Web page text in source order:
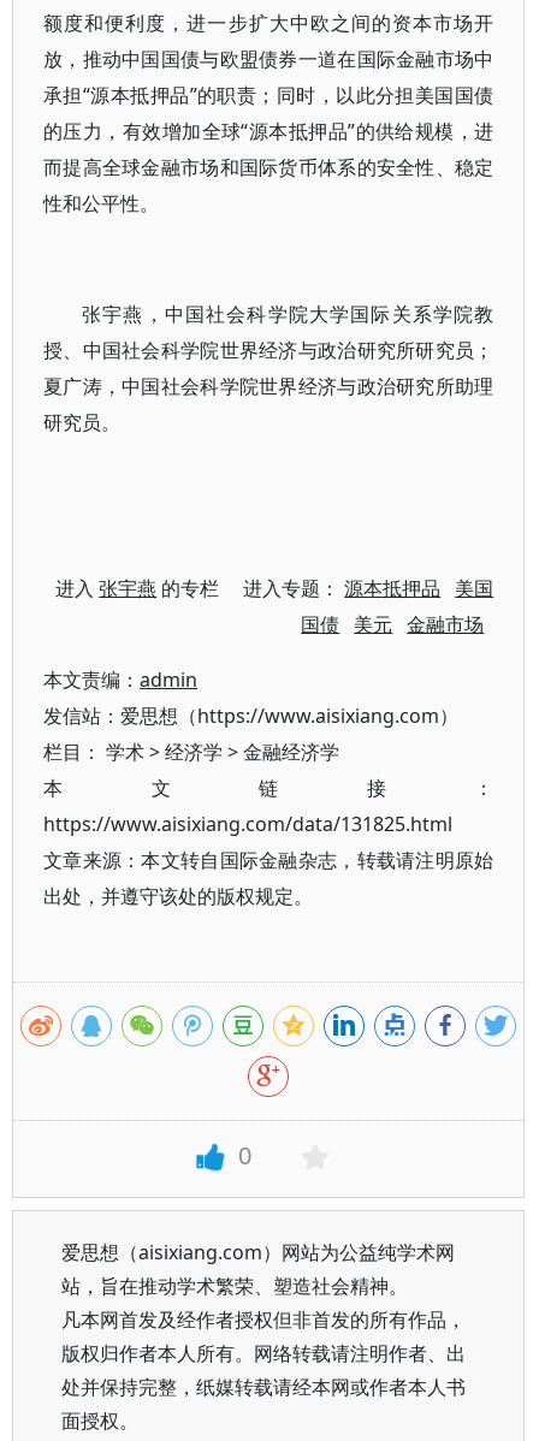
额度和便利度，进一步扩大中欧之间的资本市场开
放，推动中国国债与欧盟债券一道在国际金融市场中
承担“源本抵押品”的职责；同时，以此分担美国国债
的压力，有效增加全球“源本抵押品”的供给规模，进
而提高全球金融市场和国际货币体系的安全性、稳定
性和公平性。
张宇燕，中国社会科学院大学国际关系学院教
授、中国社会科学院世界经济与政治研究所研究员；
夏广涛，中国社会科学院世界经济与政治研究所助理
研究员。
进入张宇燕 的专栏 进入专题：源本抵押品
美国
国债 美元 金融市场
本文责编： admin
发信站：爱思想（https://www.aisixiang.com）
栏目： 学术>经济学 >金融经济学
本文链接：
https://www.aisixiang.com/data/131825.html
文章来源：本文转自国际金融杂志，转载请注明原始
出处，并遵守该处的版权规定。
0
爱思想（aisixiang.com）网站为公益纯学术网
站，旨在推动学术繁荣、塑造社会精神。
凡本网首发及经作者授权但非首发的所有作品，
版权归作者本人所有。网络转载请注明作者、出
处并保持完整，纸媒转载请经本网或作者本人书
面授权。